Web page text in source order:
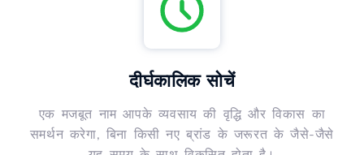
दीर्घकालिक सोचें
एक मजबूत नाम आपके व्यवसाय की वृद्धि और विकास का
समर्थन करेगा, बिना किसी नए ब्रांड के जरूरत के जैसे-जैसे